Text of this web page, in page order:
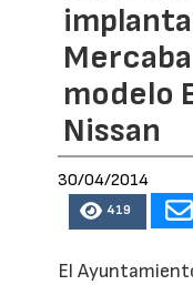
modelo
Nissan
30/04/2014
419
El